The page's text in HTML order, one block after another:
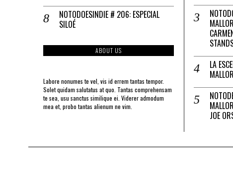
NOTODOESINDIE # 206: ESPECIAL
SILOÉ
ABOUT US
Labore nonumes te vel, vis id errem tantas tempor.
Solet quidam salutatus at quo. Tantas comprehensam
te sea, usu sanctus similique ei. Viderer admodum
mea et, probo tantas alienum ne vim.
LA
JOE